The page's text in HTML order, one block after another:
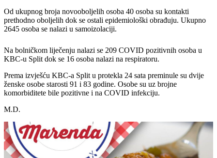
Od ukupnog broja novooboljelih osoba 40 osoba su kontakti
prethodno oboljelih dok se ostali epidemiološki obrađuju. Ukupno
2645 osoba se nalazi u samoizolaciji.
Na bolničkom liječenju nalazi se 209 COVID pozitivnih osoba u
KBC-u Split dok se 16 osoba nalazi na respiratoru.
Prema izvješću KBC-a Split u protekla 24 sata preminule su dvije
ženske osobe starosti 91 i 83 godine. Osobe su uz brojne
komorbiditete bile pozitivne i na COVID infekciju.
M.D.